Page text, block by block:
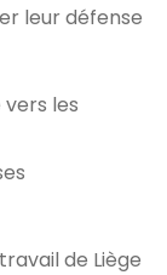
leur défense
les
de Liège